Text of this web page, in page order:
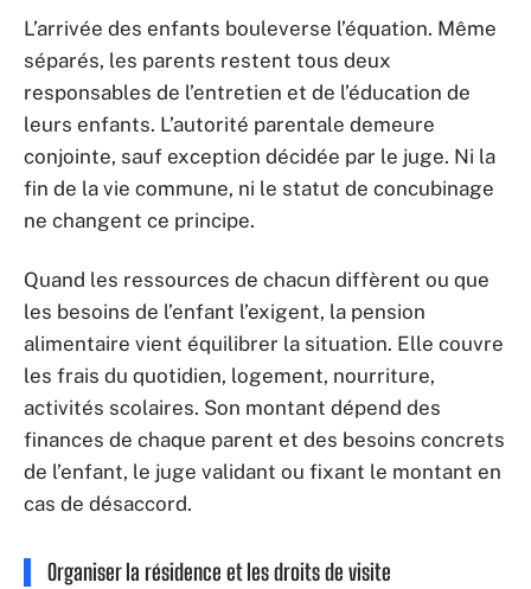
L’arrivée des enfants bouleverse l’équation. Même
séparés, les parents restent tous deux
responsables de l’entretien et de l’éducation de
leurs enfants. L’autorité parentale demeure
conjointe, sauf exception décidée par le juge. Ni la
fin de la vie commune, ni le statut de concubinage
ne changent ce principe.
Quand les ressources de chacun diffèrent ou que
les besoins de l’enfant l’exigent, la pension
alimentaire vient équilibrer la situation. Elle couvre
les frais du quotidien, logement, nourriture,
activités scolaires. Son montant dépend des
finances de chaque parent et des besoins concrets
de l’enfant, le juge validant ou fixant le montant en
cas de désaccord.
Organiser la résidence et les droits de visite